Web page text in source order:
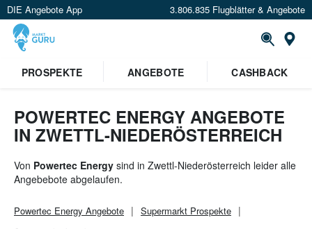
DIE Angebote App 3.806.835 Flugblätter & Angebote
PROSPEKTE
ANGEBOTE CASHBACK
POWERTEC ENERGY ANGEBOTE
IN ZWETTL-NIEDERÖSTERREICH
Von Powertec Energy sind in Zwettl-Niederösterreich leider alle
Angebebote abgelaufen.
Powertec Energy Angebote Supermarkt Prospekte